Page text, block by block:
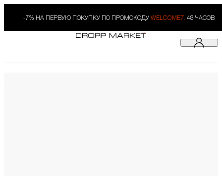
-7% НА ПЕРВУЮ ПОКУПКУ ПО ПРОМОКОДУ WELCOME7. 48 ЧАСОВ